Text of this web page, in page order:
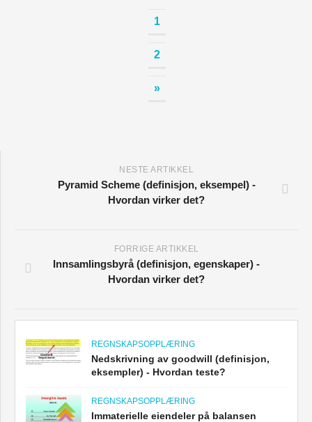
1
2
»
NESTE ARTIKKEL
Pyramid Scheme (definisjon, eksempel) -
Hvordan virker det?
FORRIGE ARTIKKEL
Innsamlingsbyrå (definisjon, egenskaper) -
Hvordan virker det?
REGNSKAPSOPPLÆRING
Nedskrivning av goodwill (definisjon,
eksempler) - Hvordan teste?
REGNSKAPSOPPLÆRING
Immaterielle eiendeler på balansen